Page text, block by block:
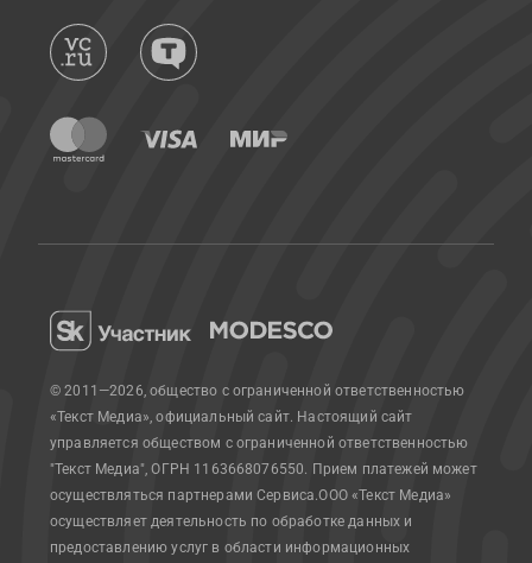
© 2011—2026, общество с ограниченной ответственностью
«Текст Медиа», официальный сайт. Настоящий сайт
управляется обществом с ограниченной ответственностью
"Текст Медиа", ОГРН 1163668076550. Прием платежей может
осуществляться партнерами Сервиса.ООО «Текст Медиа»
осуществляет деятельность по обработке данных и
предоставлению услуг в области информационных